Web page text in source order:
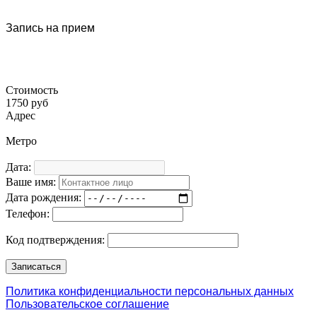
Запись на прием
Стоимость
1750 руб
Адрес
Метро
Дата:
Ваше имя:
Дата рождения:
Телефон:
Код подтверждения:
Политика конфиденциальности персональных данных
Пользовательское соглашение